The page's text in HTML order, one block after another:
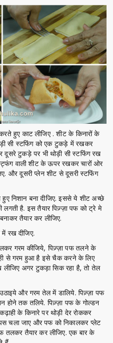
हुए काट लीजिए . शीट के किनारों के
सी स्टफिंग को एक टुकड़े में रखकर
दूसरे टुकड़े पर भी थोड़ी सी स्टफिंग रख
वाली शीट के ऊपर रखकर चारों ओर
और दूसरी प्लेन शीट से दूसरी स्टफिंग
निशान बना दीजिए. इससे ये शीट अच्छे
है. इस तैयार पिज़्ज़ा पफ को ट्रे मे
तैयार कर लीजिए.
रख दीजिए.
गरम कीजिये, पिज़्ज़ा पफ तलने के
से गरम हुआ है इसे चैक करने के लिए
अगर टुकड़ा सिक रहा है, तो तेल
और गरम तेल में डालिये. पिज़्ज़ा पफ
होने तक तलिये. पिज़्ज़ा पफ के गोल्डन
के किनारे पर थोड़ी देर रोककर
चला जाए और पफ को निकालकर प्लेट
तलकर तैयार कर लीजिए. एक बार के